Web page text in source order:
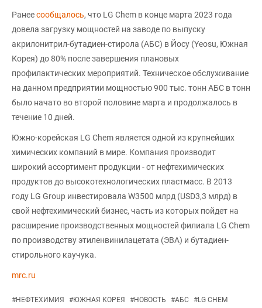
Ранеесообщалось, что LG Chem в конце марта 2023 года
довела загрузку мощностей на заводе по выпуску
акрилонитрил-бутадиен-стирола (АБС) в Йосу (Yeosu, Южная
Корея) до 80% после завершения плановых
профилактических мероприятий. Техническое обслуживание
на данном предприятии мощностью 900 тыс. тонн АБС в тонн
было начато во второй половине марта и продолжалось в
течение 10 дней.
Южно-корейская LG Chem является одной из крупнейших
химических компаний в мире. Компания производит
широкий ассортимент продукции - от нефтехимических
продуктов до высокотехнологических пластмасс. В 2013
году LG Group инвестировала W3500 млрд (USD3,3 млрд) в
свой нефтехимический бизнес, часть из которых пойдет на
расширение производственных мощностей филиала LG Chem
по производству этиленвинилацетата (ЭВА) и бутадиен-
стирольного каучука.
mrc.ru
#НЕФТЕХИМИЯ #ЮЖНАЯ КОРЕЯ #НОВОСТЬ #АБС #LG CHEM